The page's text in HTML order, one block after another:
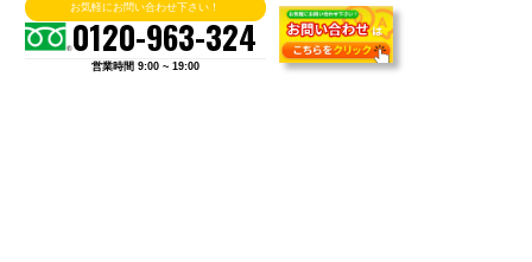
お客様のお声 料金
お気軽にお問い合わせ下さい！
0120-963-324
営業時間 9:00 ~ 19:00